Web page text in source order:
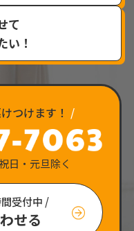
て
い！
つけます！ /
日・元旦除く
受付中 /
せる